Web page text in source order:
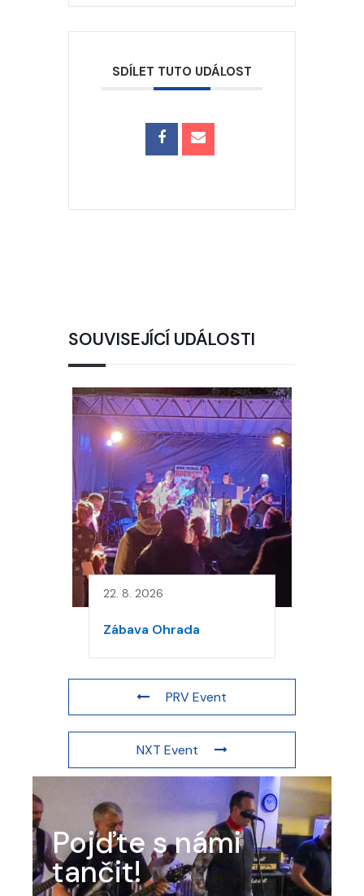
SDÍLET TUTO UDÁLOST
SOUVISEJÍCÍ UDÁLOSTI
22. 8. 2026
Zábava Ohrada
PRV Event
NXT Event
Pojďte s námi
tančit!